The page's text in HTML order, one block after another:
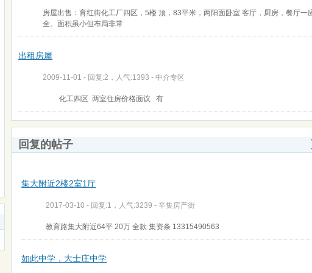
房屋出售：育红街化工厂四区，5楼 顶，83平米，两阳面卧室 客厅，厨房，餐厅一
全。面积虽小但布局非常
出租房屋
2009-11-01 - 回复:2，人气:1393 - 中介专区
化工四区 两室住房价格面议 有
回复的帖子
集大附近2楼2室1厅
2017-03-10 - 回复:1，人气:3239 - 辛集房产街
教育路集大附近64平 20万 全款 集资条 13315490563
如此中学，大士庄中学